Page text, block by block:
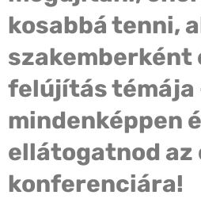
kosabbá tenni,
szakemberként
felújítás témája
mindenképpen
ellátogatnod az
konferenciára!